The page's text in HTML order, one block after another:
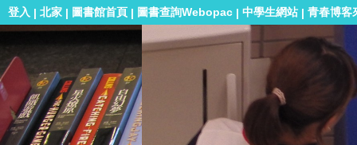
登入 | 北家 | 圖書館首頁 | 圖書查詢Webopac | 中學生網站 | 青春博客